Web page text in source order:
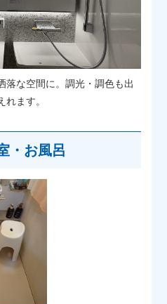
落な空間に。調光・調色も出
ます。
・お風呂